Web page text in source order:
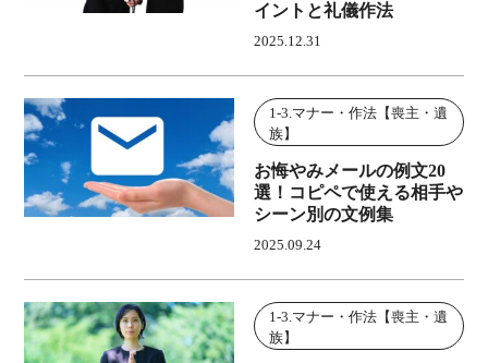
イントと礼儀作法
2025.12.31
1-3.マナー・作法【喪主・遺
族】
お悔やみメールの例文20
選！コピペで使える相手や
シーン別の文例集
2025.09.24
1-3.マナー・作法【喪主・遺
族】